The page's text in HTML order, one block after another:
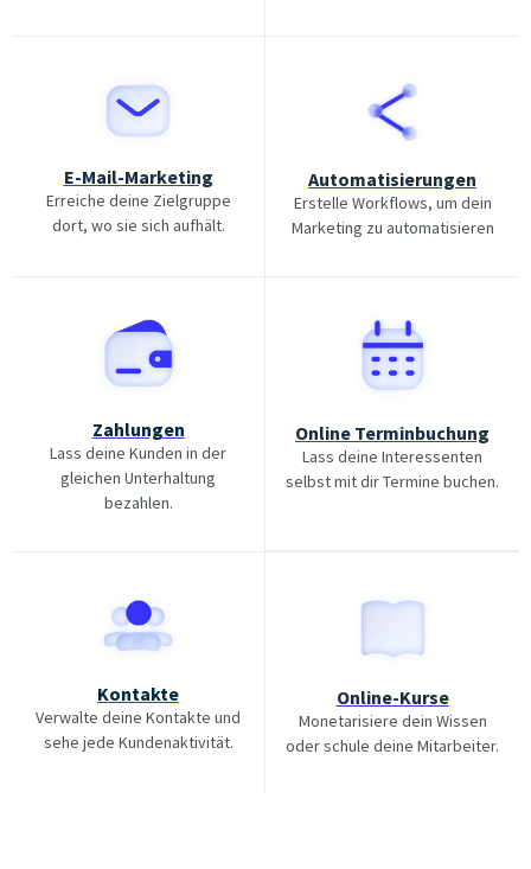
E-Mail-Marketing
Erreiche deine Zielgruppe
dort, wo sie sich aufhält.
Automatisierungen
Erstelle Workflows, um dein
Marketing zu automatisieren
Zahlungen
Lass deine Kunden in der
gleichen Unterhaltung
bezahlen.
Online Terminbuchung
Lass deine Interessenten
selbst mit dir Termine buchen.
Kontakte
Verwalte deine Kontakte und
sehe jede Kundenaktivität.
Online-Kurse
Monetarisiere dein Wissen
oder schule deine Mitarbeiter.